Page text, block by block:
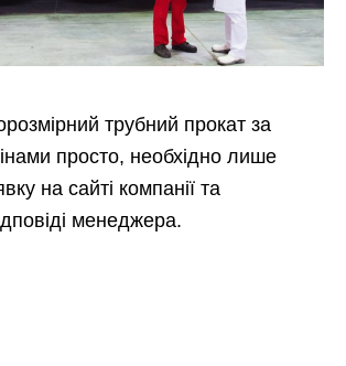
трубний прокат за
просто, необхідно лише
на сайті компанії та
менеджера.